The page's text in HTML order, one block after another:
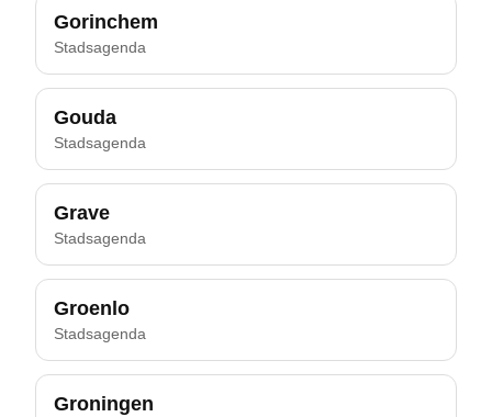
Gorinchem
Stadsagenda
Gouda
Stadsagenda
Grave
Stadsagenda
Groenlo
Stadsagenda
Groningen